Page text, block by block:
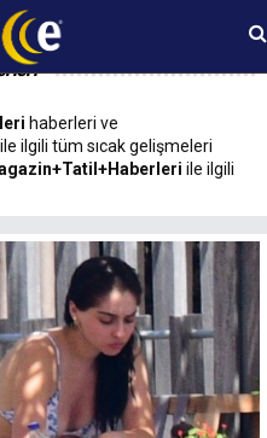
13:17
haberleri ve
ilgili tüm sıcak gelişmeleri
ile ilgili